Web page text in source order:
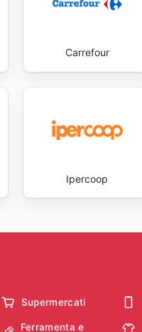
Carrefour
Ipercoop
Supermercati
Ferramenta e